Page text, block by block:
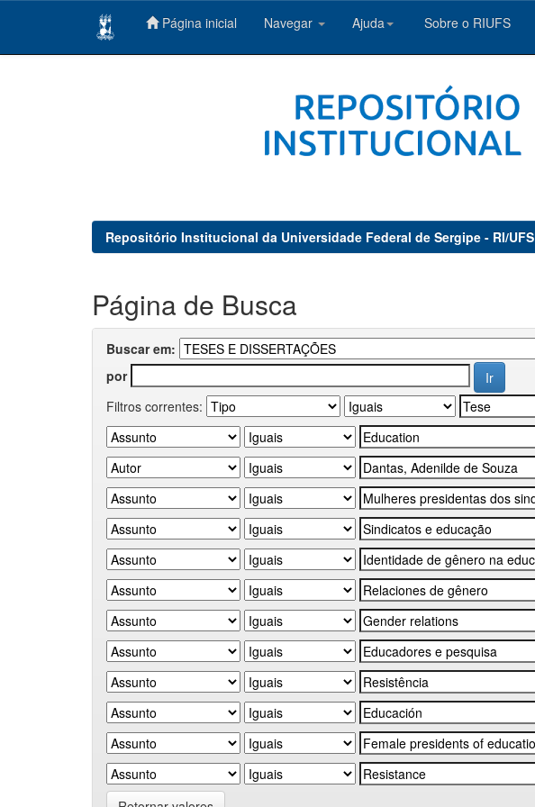
Página inicial Navegar Ajuda Sobre o RIUFS
Repositório Institucional da Universidade Federal de Sergipe - RI/UFS
Página de Busca
Buscar em:
por
Filtros correntes: